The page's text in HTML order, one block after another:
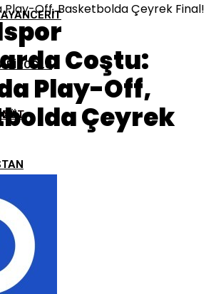
Play-Off, Basketbolda Çeyrek Final!
Coştu:
Play-Off,
Çeyrek